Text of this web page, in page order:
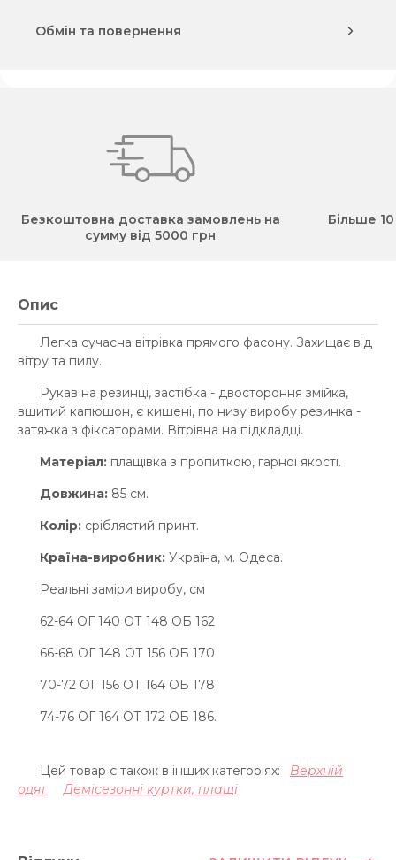
Обмін та повернення
Безкоштовна доставка замовлень на
сумму від 5000 грн
Більше
Опис
Легка сучасна вітрівка прямого фасону. Захищає від
вітру та пилу.
Рукав на резинці, застібка - двостороння змійка,
вшитий капюшон, є кишені, по низу виробу резинка -
затяжка з фіксаторами. Вітрівна на підкладці.
Матеріал: плащівка з пропиткою, гарної якості.
Довжина: 85 см.
Колір: сріблястий принт.
Країна-виробник: Україна, м. Одеса.
Реальні заміри виробу, см
62-64 ОГ 140 ОТ 148 ОБ 162
66-68 ОГ 148 ОТ 156 ОБ 170
70-72 ОГ 156 ОТ 164 ОБ 178
74-76 ОГ 164 ОТ 172 ОБ 186.
Цей товар є також в інших категоріях:
Верхній
одяг
Демісезонні куртки, плащі